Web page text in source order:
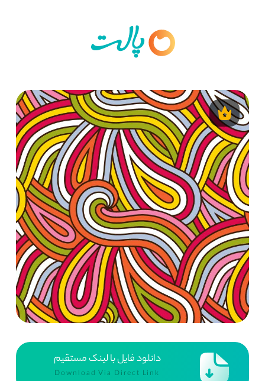
دانلود فایل با لینک مستقیم
Download Via Direct Link